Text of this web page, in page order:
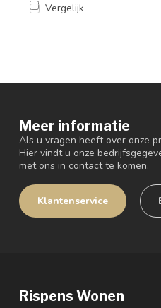
Vergelijk
Meer informatie
Als u vragen heeft over onze
Hier vindt u onze
met ons in contact te komen.
Klantenservice
Rispens Wonen